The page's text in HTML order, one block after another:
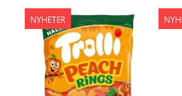
NYHETER